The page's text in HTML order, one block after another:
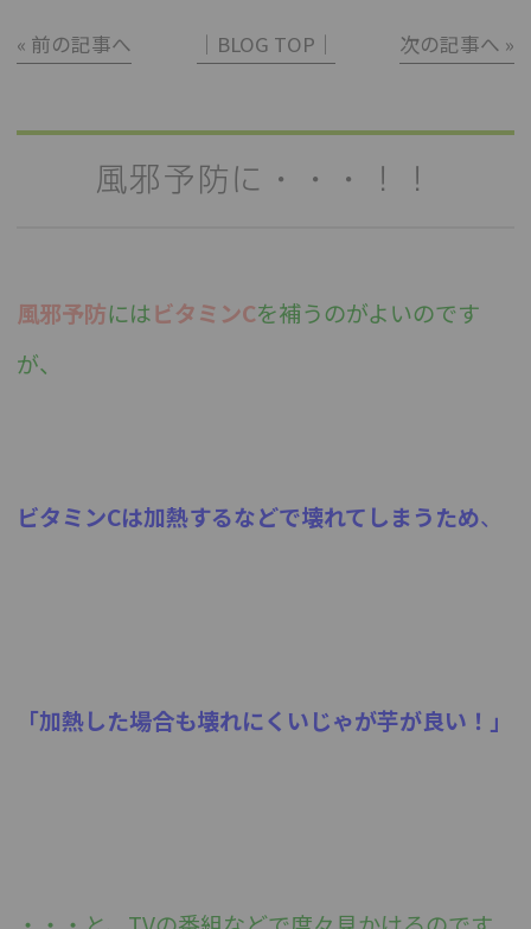
« 前の記事へ │BLOG TOP│ 次の記事へ »
風邪予防に・・・！！
風邪予防にはビタミンCを補うのがよいのです
が、
ビタミンCは加熱するなどで壊れてしまうため、
「加熱した場合も壊れにくいじゃが芋が良い！」